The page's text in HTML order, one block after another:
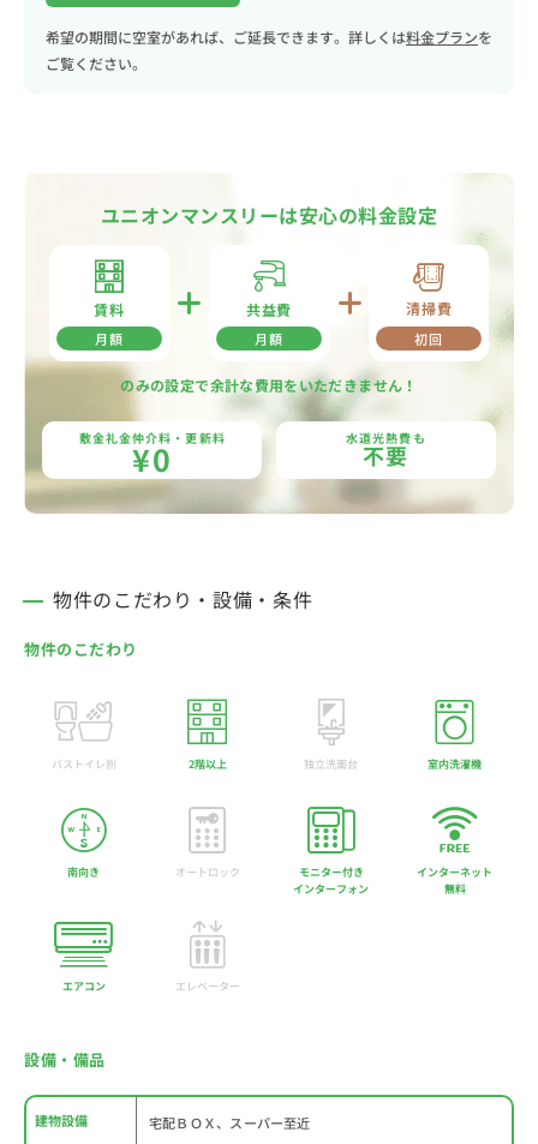
希望の期間に空室があれば、ご延長できます。詳しくは料金プランを
ご覧ください。
ユニオンマンスリーは安心の料金設定
賃料
月額
共益費
月額
清掃費
初回
のみの設定で余計な費用をいただきません！
敷金礼金仲介料・更新料
¥0 水道光熱費も
不要
物件のこだわり・設備・条件
物件のこだわり
バストイレ別 2階以上 独立洗面台 室内洗濯機
南向き オートロック
モニター付き
インターフォン
インターネット
無料
エアコン エレベーター
設備・備品
建物設備 宅配ＢＯＸ、スーパー至近